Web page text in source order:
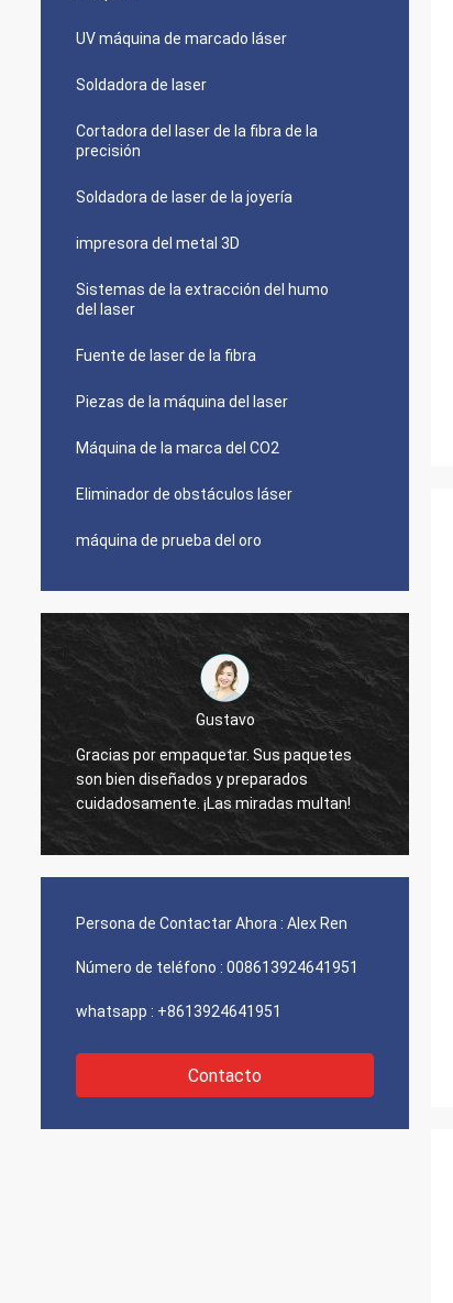
UV máquina de marcado láser
Soldadora de laser
Cortadora del laser de la fibra de la
precisión
Soldadora de laser de la joyería
impresora del metal 3D
Sistemas de la extracción del humo
del laser
Fuente de laser de la fibra
Piezas de la máquina del laser
Máquina de la marca del CO2
Eliminador de obstáculos láser
máquina de prueba del oro
Vencedor
Gracias, Zoe. Acabo de dejarle conocerme
citaba a alrededor 5 personas sobre
fuente de laser. Había ofertas más
baratas pero le elijo al final. Me gusta su
compañía especialmente el servicio.
Persona de Contactar Ahora : Alex Ren
Número de teléfono : 008613924641951
whatsapp : +8613924641951
Contacto